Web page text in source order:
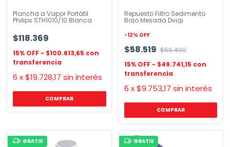
Plancha a Vapor Portátil
Philips STH1010/10 Blanca
$118.369
$100.613,65
6 x$19.728,17 sin interés
Repuesto Filtro Sedimento
Bajo Mesada Dvigi
-12% OFF
$58.519 $66.499
$49.741,15
6 x$9.753,17 sin interés
COMPRAR
GRATIS GRATIS